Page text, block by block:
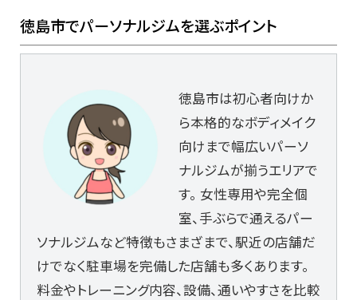
徳島市でパーソナルジムを選ぶポイント
徳島市は初心者向けか
ら本格的なボディメイク
向けまで幅広いパーソ
ナルジムが揃うエリアで
す。 女性専用や完全個
室、手ぶらで通えるパー
ソナルジムなど特徴もさまざまで、駅近の店舗だ
けでなく駐車場を完備した店舗も多くあります。
料金やトレーニング内容、設備、通いやすさを比較